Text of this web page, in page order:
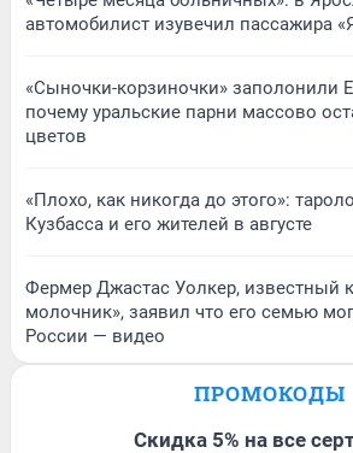
автомобилист изувечил пассажира
«Сыночки-корзиночки» заполонили
почему уральские парни массово
цветов
«Плохо, как никогда до этого»:
Кузбасса и его жителей в августе
Фермер Джастас Уолкер, известный
молочник», заявил что его семью
России — видео
ПРОМОКОДЫ
Скидка 5% на все